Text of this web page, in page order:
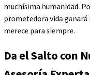
muchísima humanidad.
prometedora vida
merece para siempre.
Da el Salto con